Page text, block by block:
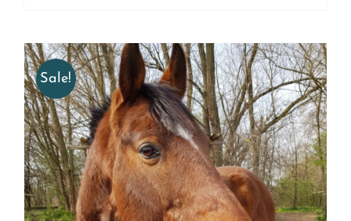
Sale!